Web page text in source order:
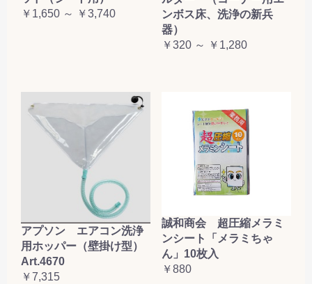
￥1,650 ～ ￥3,740
ンボス床、洗浄の新兵
器）
￥320 ～ ￥1,280
アプソン エアコン洗浄
用ホッパー（壁掛け型）
Art.4670
￥7,315
誠和商会 超圧縮メラミ
ンシート「メラミちゃ
ん」10枚入
￥880